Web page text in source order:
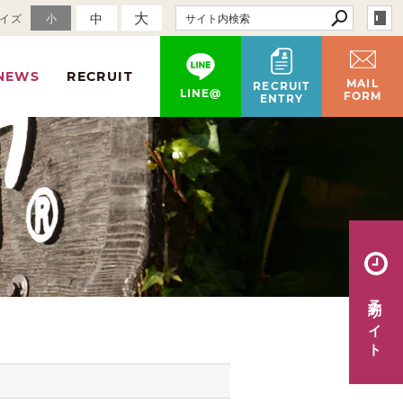
ズ 小 中 大
RECRUIT
LINE@
RECRUIT
ENTRY
MAIL
FORM
予約サイト